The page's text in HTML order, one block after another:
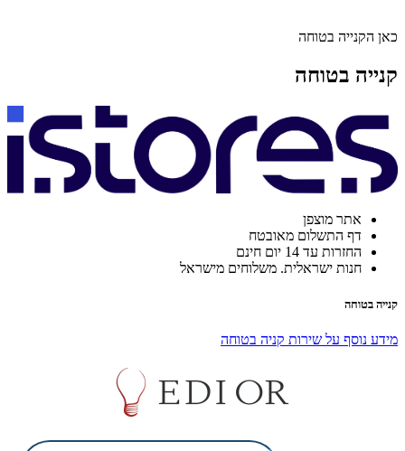
כאן הקנייה בטוחה
קנייה בטוחה
אתר מוצפן
דף התשלום מאובטח
החזרות עד 14 יום חינם
חנות ישראלית. משלוחים מישראל
קנייה בטוחה
מידע נוסף על שירות קניה בטוחה